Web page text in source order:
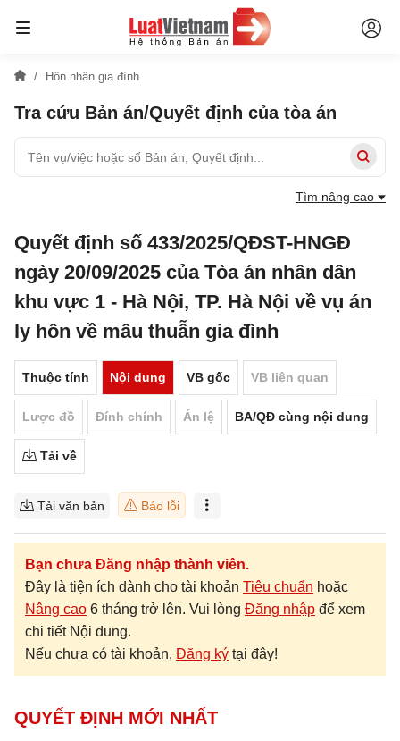
Hôn nhân gia đình
Tra cứu Bản án/Quyết định của tòa án
Tìm nâng cao
Quyết định số 433/2025/QĐST-HNGĐ
ngày 20/09/2025 của Tòa án nhân dân
khu vực 1 - Hà Nội, TP. Hà Nội về vụ án
ly hôn về mâu thuẫn gia đình
Thuộc tính Nội dung VB gốc VB liên quan
Lược đồ Đính chính Án lệ BA/QĐ cùng nội dung
Tải về
Tải văn bản Báo lỗi
Bạn chưa Đăng nhập thành viên.
Đây là tiện ích dành cho tài khoản Tiêu chuẩn hoặc
Nâng cao 6 tháng trở lên. Vui lòng Đăng nhập để xem
chi tiết Nội dung.
Nếu chưa có tài khoản, Đăng ký tại đây!
QUYẾT ĐỊNH MỚI NHẤT